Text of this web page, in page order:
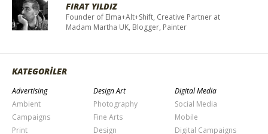
FIRAT YILDIZ
Founder of Elma+Alt+Shift, Creative Partner at
Madam Martha UK, Blogger, Painter
KATEGORİLER
Advertising
Ambient
Campaigns
Print
Design Art
Photography
Fine Arts
Design
Digital Media
Social Media
Mobile
Digital Campaigns